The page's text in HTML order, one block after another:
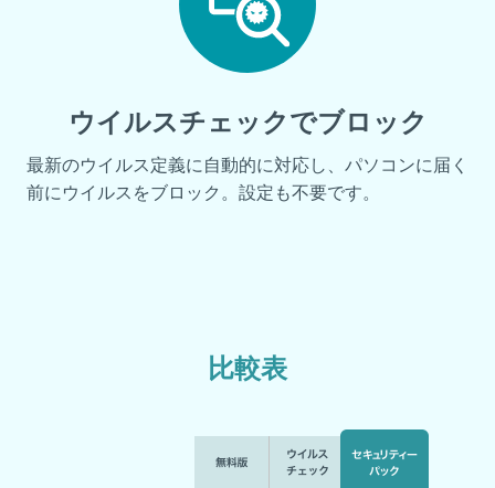
ウイルスチェックでブロック
最新のウイルス定義に自動的に対応し、パソコンに届く
前にウイルスをブロック。設定も不要です。
比較表